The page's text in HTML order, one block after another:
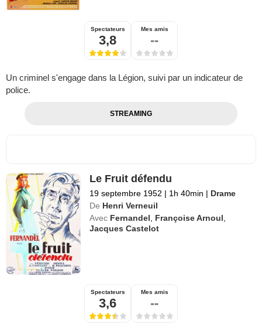
Spectateurs
3,8
Mes amis
--
Un criminel s'engage dans la Légion, suivi par un indicateur de
police.
STREAMING
Le Fruit défendu
19 septembre 1952 | 1h 40min | Drame
De Henri Verneuil
Avec Fernandel, Françoise Arnoul,
Jacques Castelot
Spectateurs
3,6
Mes amis
--